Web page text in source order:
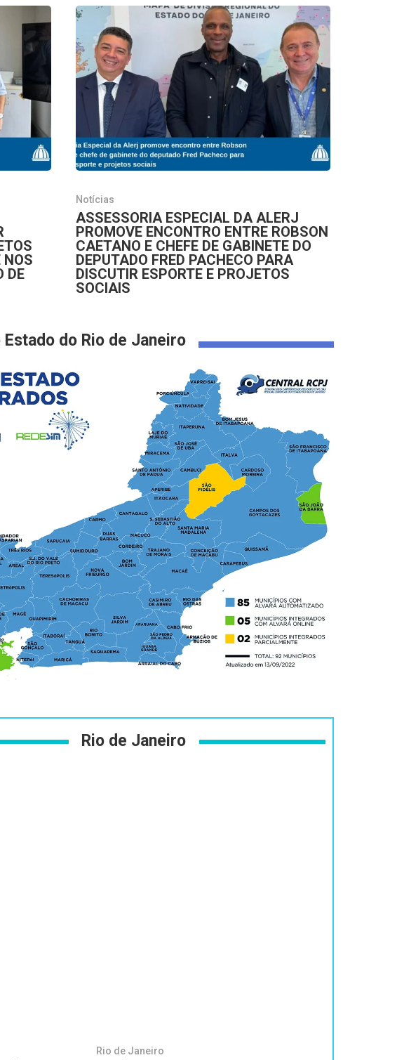
NOS
DE
Notícias
ASSESSORIA ESPECIAL DA ALERJ
PROMOVE ENCONTRO ENTRE ROBSON
CAETANO E CHEFE DE GABINETE DO
DEPUTADO FRED PACHECO PARA
DISCUTIR ESPORTE E PROJETOS
SOCIAIS
do Rio de Janeiro
Rio de Janeiro
Rio de Janeiro